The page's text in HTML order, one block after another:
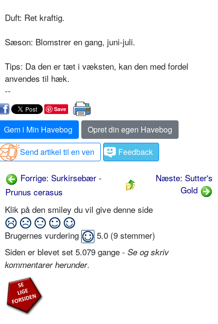
Duft: Ret kraftig.
Sæson: Blomstrer en gang, juni-juli.
Tips: Da den er tæt i væksten, kan den med fordel
anvendes til hæk.
--
Save
Gem i Min Havebog
Opret din egen Havebog
Send artikel til en ven
Feedback
Forrige: Surkirsebær -
Prunus cerasus
Næste: Sutter's
Gold
Klik på den smiley du vil give denne side
Brugernes vurdering 5.0 (9 stemmer)
Siden er blevet set 5.079 gange - Se og skriv
kommentarer herunder.